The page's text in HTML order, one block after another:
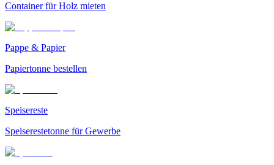
Container für Holz mieten
Pappe & Papier
Papiertonne bestellen
Speisereste
Speiserestetonne für Gewerbe